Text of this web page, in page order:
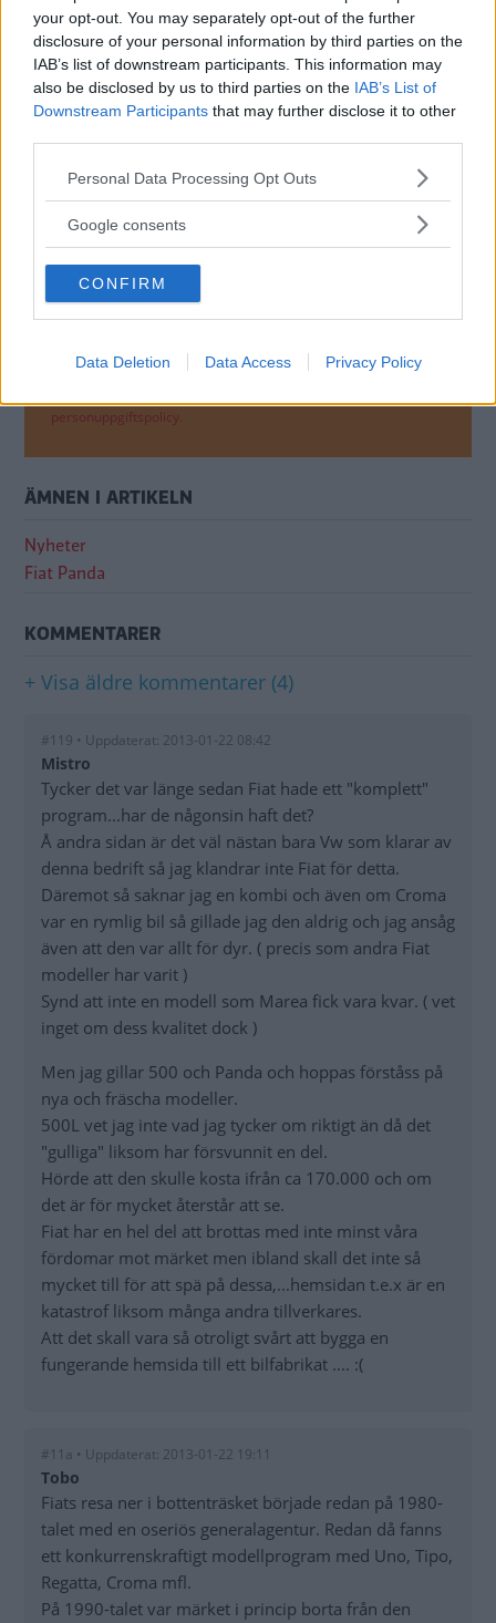
your opt-out. You may separately opt-out of the further
disclosure of your personal information by third parties on the
IAB’s list of downstream participants. This information may
also be disclosed by us to third parties on the IAB’s List of
Downstream Participants that may further disclose it to other
Please note that this website/app uses one or more Google
not limited to your visit or usage behaviour. You may click to
use your data for below specified purposes in below Google
consent section.
Personal Data Processing Opt Outs
Google consents
CONFIRM
Data Deletion Data Access Privacy Policy
MISSA INTE KOMMANDE ARTIKLAR OM FIAT
PANDA
Få vårt nyhetsbrev utan kostnad
personuppgiftspolicy.
ÄMNEN I ARTIKELN
Nyheter
Fiat Panda
KOMMENTARER
+ Visa äldre kommentarer (4)
#119 • Uppdaterat: 2013-01-22 08:42
Mistro
Tycker det var länge sedan Fiat hade ett "komplett"
program...har de någonsin haft det?
Å andra sidan är det väl nästan bara Vw som klarar av
denna bedrift så jag klandrar inte Fiat för detta.
Däremot så saknar jag en kombi och även om Croma
var en rymlig bil så gillade jag den aldrig och jag ansåg
även att den var allt för dyr. ( precis som andra Fiat
modeller har varit )
Synd att inte en modell som Marea fick vara kvar. ( vet
inget om dess kvalitet dock )
Men jag gillar 500 och Panda och hoppas förståss på
nya och fräscha modeller.
500L vet jag inte vad jag tycker om riktigt än då det
"gulliga" liksom har försvunnit en del.
Hörde att den skulle kosta ifrån ca 170.000 och om
det är för mycket återstår att se.
Fiat har en hel del att brottas med inte minst våra
fördomar mot märket men ibland skall det inte så
mycket till för att spä på dessa,...hemsidan t.e.x är en
katastrof liksom många andra tillverkares.
Att det skall vara så otroligt svårt att bygga en
fungerande hemsida till ett bilfabrikat .... :(
#11a • Uppdaterat: 2013-01-22 19:11
Tobo
Fiats resa ner i bottenträsket började redan på 1980-
talet med en oseriös generalagentur. Redan då fanns
ett konkurrenskraftigt modellprogram med Uno, Tipo,
Regatta, Croma mfl.
På 1990-talet var märket i princip borta från den